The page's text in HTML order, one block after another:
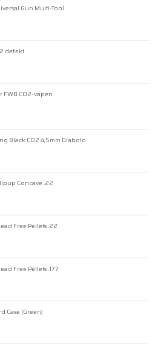
Gun Multi-Tool
defekt
CO2-vapen
Black CO2 4,5mm Diabolo
Concave .22
Free Pellets .22
Free Pellets .177
Case (Green)